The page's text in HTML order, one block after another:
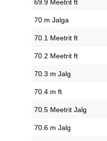
69.9 Meetrit ft
70 m Jalga
70.1 Meetrit ft
70.2 Meetrit ft
70.3 m Jalg
70.4 m ft
70.5 Meetrit Jalg
70.6 m Jalg